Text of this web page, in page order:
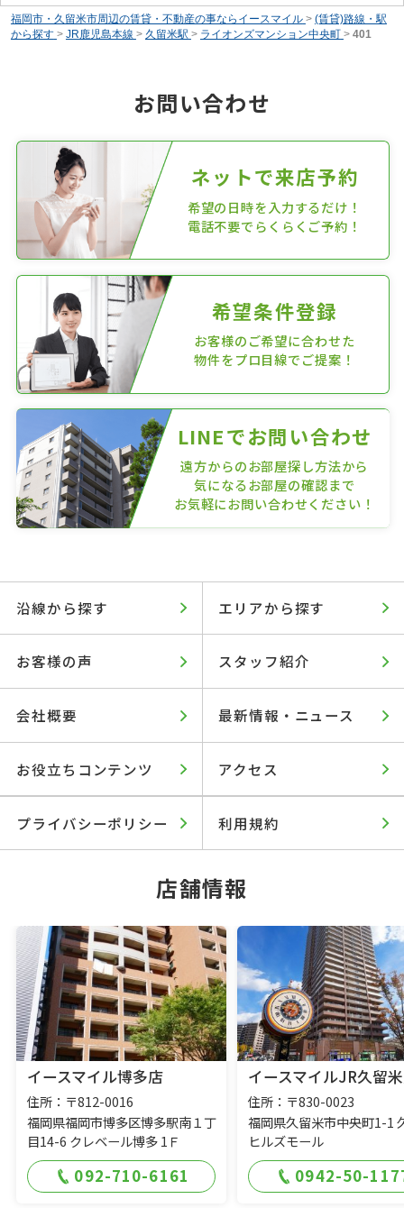
福岡市・久留米市周辺の賃貸・不動産の事ならイースマイル > (賃貸)路線・駅
から探す > JR鹿児島本線 > 久留米駅 > ライオンズマンション中央町 > 401
お問い合わせ
ネットで来店予約
希望の日時を入力するだけ！
電話不要でらくらくご予約！
希望条件登録
お客様のご希望に合わせた
物件をプロ目線でご提案！
LINEでお問い合わせ
遠方からのお部屋探し方法から
気になるお部屋の確認まで
お気軽にお問い合わせください！
沿線から探す エリアから探す
お客様の声 スタッフ紹介
会社概要 最新情報・ニュース
お役立ちコンテンツ アクセス
プライバシーポリシー 利用規約
店舗情報
イースマイル博多店
住所：〒812-0016
福岡県福岡市博多区博多駅南１丁
目14-6 クレベール博多 1Ｆ
092-710-6161
イースマイルJR久留
住所：〒830-0023
福岡県久留米市中央町1-1
ヒルズモール
0942-50-